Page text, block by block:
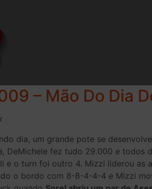
– Mão Do Dia
dia, um grande pote se
DeMichele fez tudo 29.000 e
e o turn foi outro 4. Mizzi liderou as
o bordo com 8-8-4-4-4 e Mizzi